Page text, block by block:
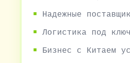
Надежные
Логистика под ключ
Бизнес с Китаем